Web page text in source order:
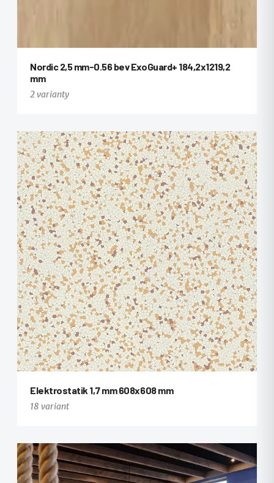
Nordic 2,5 mm-0.56 bev ExoGuard+ 184,2x1219,2
mm
2 varianty
Elektrostatik 1,7 mm 608x608 mm
18 variant